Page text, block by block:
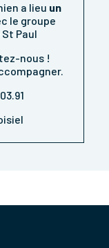
a lieu un
le groupe
Paul
nous !